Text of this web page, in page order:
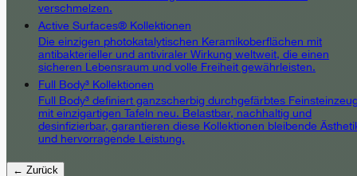
verschmelzen.
Active Surfaces® Kollektionen
Die einzigen photokatalytischen Keramikoberflächen mit
antibakterieller und antiviraler Wirkung weltweit, die einen
sicheren Lebensraum und volle Freiheit gewährleisten.
Full Body³ Kollektionen
Full Body³ definiert ganzscherbig durchgefärbtes
mit einzigartigen Tafeln neu. Belastbar, nachhaltig und
desinfizierbar, garantieren diese Kollektionen bleibende
und hervorragende Leistung.
← Zurück